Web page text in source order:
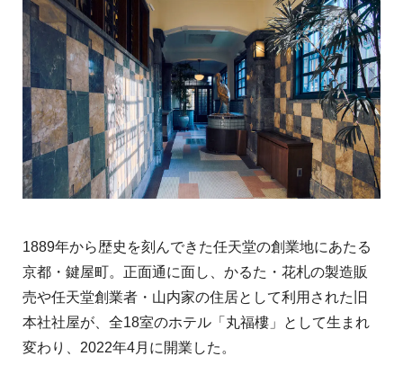
1889年から歴史を刻んできた任天堂の創業地にあたる
京都・鍵屋町。正面通に面し、かるた・花札の製造販
売や任天堂創業者・山内家の住居として利用された旧
本社社屋が、全18室のホテル「丸福樓」として生まれ
変わり、2022年4月に開業した。